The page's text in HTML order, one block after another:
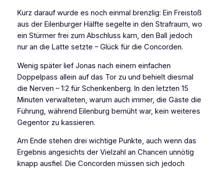
Kurz darauf wurde es noch einmal brenzlig: Ein Freistoß
aus der Eilenburger Hälfte segelte in den Strafraum, wo
ein Stürmer frei zum Abschluss kam, den Ball jedoch
nur an die Latte setzte – Glück für die Concorden.
Wenig später lief Jonas nach einem einfachen
Doppelpass allein auf das Tor zu und behielt diesmal
die Nerven – 1:2 für Schenkenberg. In den letzten 15
Minuten verwalteten, warum auch immer, die Gäste die
Führung, während Eilenburg bemüht war, kein weiteres
Gegentor zu kassieren.
Am Ende stehen drei wichtige Punkte, auch wenn das
Ergebnis angesichts der Vielzahl an Chancen unnötig
knapp ausfiel. Die Concorden müssen sich jedoch